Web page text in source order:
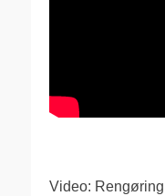
Video: